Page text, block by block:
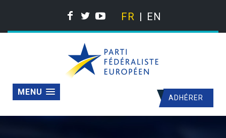
FR EN
ADHÉRER
MENU